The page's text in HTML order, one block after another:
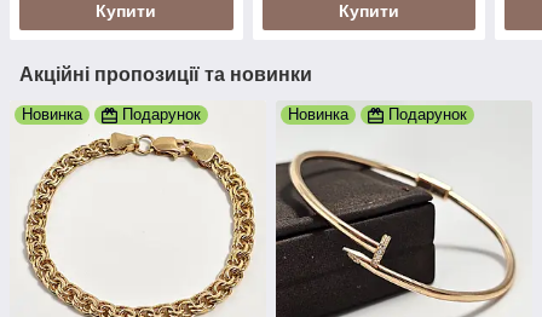
Купити Купити
Акційні пропозиції та новинки
Новинка Подарунок Новинка Подарунок